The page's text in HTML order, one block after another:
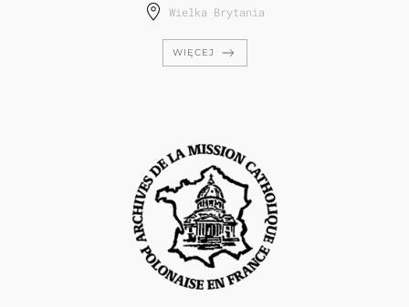
Wielka Brytania
WIĘCEJ